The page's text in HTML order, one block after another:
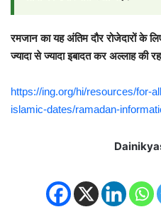
रमजान का यह अंतिम दौर रोजेदारों के
ज्यादा से ज्यादा इबादत कर अल्लाह
https://ing.org/hi/resources/for-
islamic-dates/ramadan-